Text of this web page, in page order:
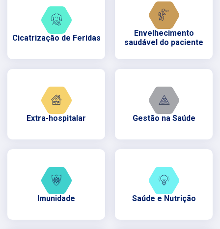
Cicatrização de Feridas
Envelhecimento
saudável do paciente
Extra-hospitalar Gestão na Saúde
Imunidade Saúde e Nutrição